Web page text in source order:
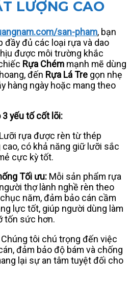
LƯỢNG CAO
san-pham, bạn
đầy đủ các loại rựa và dao
được môi trường khắc
Rựa Chém mạnh mẽ dùng
đến Rựa Lá Tre gọn nhẹ
hàng ngày hoặc mang theo
yếu tố cốt lõi:
Lưỡi rựa được rèn từ thép
có khả năng giữ lưỡi sắc
cực kỳ tốt.
Tối ưu: Mỗi sản phẩm rựa
thợ lành nghề rèn theo
năm, đảm bảo cán cầm
lực tốt, giúp người dùng làm
tốn sức hơn.
Chúng tôi chú trọng đến việc
đảm bảo độ bám và chống
lại sự an tâm tuyệt đối cho